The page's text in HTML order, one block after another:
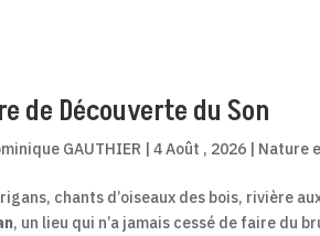
de Découverte du Son
GAUTHIER |4 Août , 2026 | Nature
chants d’oiseaux des bois, rivière
, un lieu qui n’a jamais cessé de faire du